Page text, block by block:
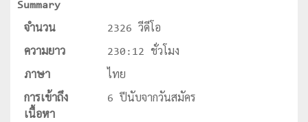
Summary
จำนวน 2326 วีดีโอ
ความยาว 230:12 ชั่วโมง
ภาษา ไทย
การเข้าถึง
เนื้อหา
6 ปีนับจากวันสมัคร